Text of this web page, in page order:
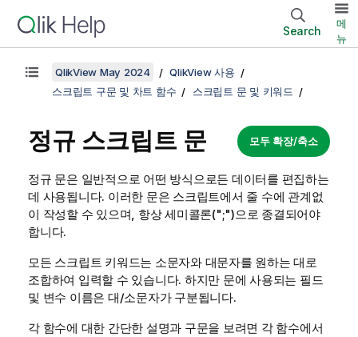
Search
메
뉴
QlikView May 2024
QlikView 사용
스크립트 구문 및 차트 함수
스크립트 문 및 키워드
모두 확장/축소
정규 스크립트 문
정규 문은 일반적으로 어떤 방식으로든 데이터를 편집하는
데 사용됩니다. 이러한 문은 스크립트에서 줄 수에 관계없
이 작성할 수 있으며, 항상 세미콜론(";")으로 종결되어야
합니다.
모든 스크립트 키워드는 소문자와 대문자를 원하는 대로
조합하여 입력할 수 있습니다. 하지만 문에 사용되는 필드
및 변수 이름은 대/소문자가 구분됩니다.
각 함수에 대한 간단한 설명과 구문을 보려면 각 함수에서